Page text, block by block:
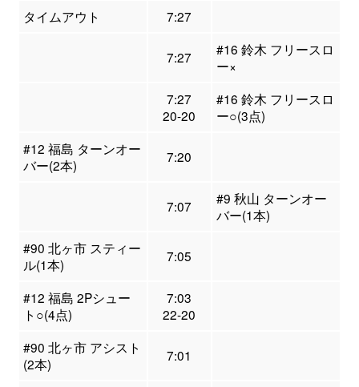
タイムアウト 7:27
7:27
#16 鈴木 フリースロ
ー×
7:27
20-20
#16 鈴木 フリースロ
ー○(3点)
#12 福島 ターンオー
バー(2本)
7:20
7:07
#9 秋山 ターンオー
バー(1本)
#90 北ヶ市 スティー
ル(1本)
7:05
#12 福島 2Pシュー
ト○(4点)
7:03
22-20
#90 北ヶ市 アシスト
(2本)
7:01